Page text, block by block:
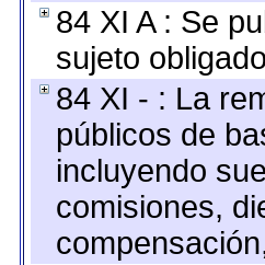
84 XI A : Se
sujeto
84 XI - : La
públicos de
incluyendo
comisiones,